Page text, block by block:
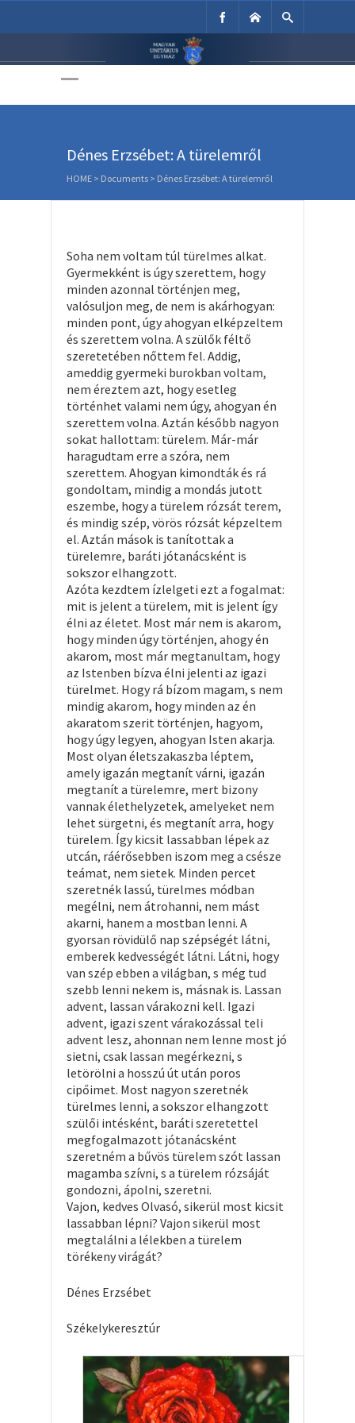
Unitárius Egyház
Dénes Erzsébet: A türelemről
HOME > Documents > Dénes Erzsébet: A türelemről
Soha nem voltam túl türelmes alkat.
Gyermekként is úgy szerettem, hogy
minden azonnal történjen meg,
valósuljon meg, de nem is akárhogyan:
minden pont, úgy ahogyan elképzeltem
és szerettem volna. A szülők féltő
szeretetében nőttem fel. Addig,
ameddig gyermeki burokban voltam,
nem éreztem azt, hogy esetleg
történhet valami nem úgy, ahogyan én
szerettem volna. Aztán később nagyon
sokat hallottam: türelem. Már-már
haragudtam erre a szóra, nem
szerettem. Ahogyan kimondták és rá
gondoltam, mindig a mondás jutott
eszembe, hogy a türelem rózsát terem,
és mindig szép, vörös rózsát képzeltem
el. Aztán mások is tanítottak a
türelemre, baráti jótanácsként is
sokszor elhangzott.
Azóta kezdtem ízlelgeti ezt a fogalmat:
mit is jelent a türelem, mit is jelent így
élni az életet. Most már nem is akarom,
hogy minden úgy történjen, ahogy én
akarom, most már megtanultam, hogy
az Istenben bízva élni jelenti az igazi
türelmet. Hogy rá bízom magam, s nem
mindig akarom, hogy minden az én
akaratom szerit történjen, hagyom,
hogy úgy legyen, ahogyan Isten akarja.
Most olyan életszakaszba léptem,
amely igazán megtanít várni, igazán
megtanít a türelemre, mert bizony
vannak élethelyzetek, amelyeket nem
lehet sürgetni, és megtanít arra, hogy
türelem. Így kicsit lassabban lépek az
utcán, ráérősebben iszom meg a csésze
teámat, nem sietek. Minden percet
szeretnék lassú, türelmes módban
megélni, nem átrohanni, nem mást
akarni, hanem a mostban lenni. A
gyorsan rövidülő nap szépségét látni,
emberek kedvességét látni. Látni, hogy
van szép ebben a világban, s még tud
szebb lenni nekem is, másnak is. Lassan
advent, lassan várakozni kell. Igazi
advent, igazi szent várakozással teli
advent lesz, ahonnan nem lenne most jó
sietni, csak lassan megérkezni, s
letörölni a hosszú út után poros
cipőimet. Most nagyon szeretnék
türelmes lenni, a sokszor elhangzott
szülői intésként, baráti szeretettel
megfogalmazott jótanácsként
szeretném a bűvös türelem szót lassan
magamba szívni, s a türelem rózsáját
gondozni, ápolni, szeretni.
Vajon, kedves Olvasó, sikerül most kicsit
lassabban lépni? Vajon sikerül most
megtalálni a lélekben a türelem
törékeny virágát?
Dénes Erzsébet
Székelykeresztúr